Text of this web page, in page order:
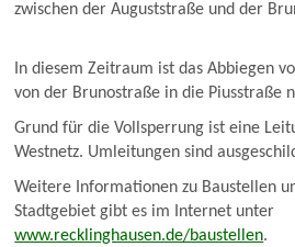
zwischen der Auguststraße und der
In diesem Zeitraum ist das Abbiegen
von der Brunostraße in die Piusstraße
Grund für die Vollsperrung ist eine
Westnetz. Umleitungen sind
Weitere Informationen zu Baustellen
Stadtgebiet gibt es im Internet unter
www.recklinghausen.de/baustellen.